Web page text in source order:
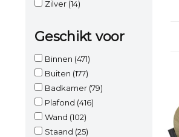
Zilver (14)
Geschikt voor
Binnen (471)
Buiten (177)
Badkamer (79)
Plafond (416)
Wand (102)
Staand (25)